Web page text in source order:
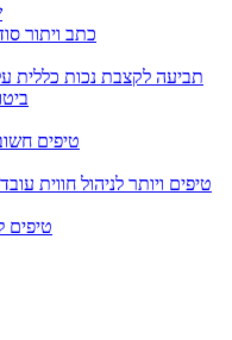
כתב ויתור
תביעה לקצבת נכות כללית על
7 טיפים
21